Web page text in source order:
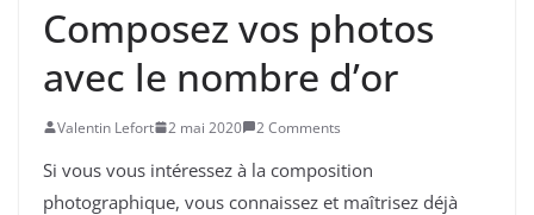
Composez vos photos
avec le nombre d’or
Valentin Lefort 2 mai 2020 2 Comments
Si vous vous intéressez à la composition
photographique, vous connaissez et maîtrisez déjà